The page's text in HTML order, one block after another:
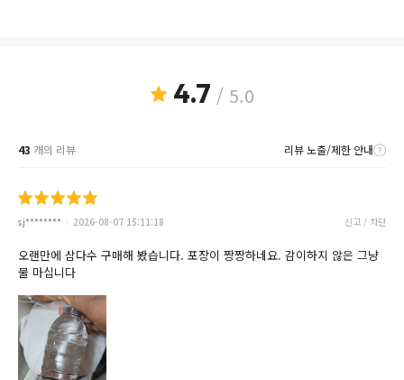
4.7 / 5.0
43 개의 리뷰 리뷰 노출/제한 안내
sj******** 2026-08-07 15:11:18 신고 / 차단
오랜만에 삼다수 구매해 봤습니다. 포장이 짱짱하네요. 감이하지 않은 그냥
물 마십니다